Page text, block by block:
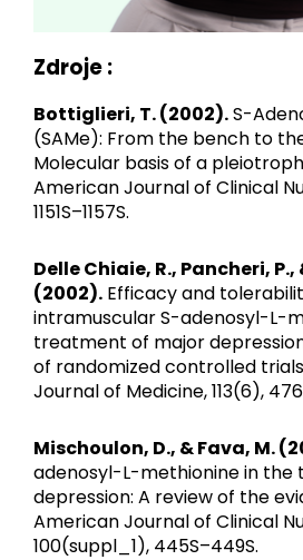
Zdroje :
Bottiglieri, T. (2002).S-
(SAMe): From the bench to
Molecular basis of a
American Journal of Clinical
1151S–1157S.
Delle Chiaie, R., Pancheri,
(2002). Efficacy and
intramuscular S-adenosyl-L-
treatment of major
of randomized controlled
Journal of Medicine, 113(6),
Mischoulon, D., & Fava, M.
adenosyl-L-methionine in
depression: A review of the
American Journal of Clinical
100(suppl_1), 445S–449S.